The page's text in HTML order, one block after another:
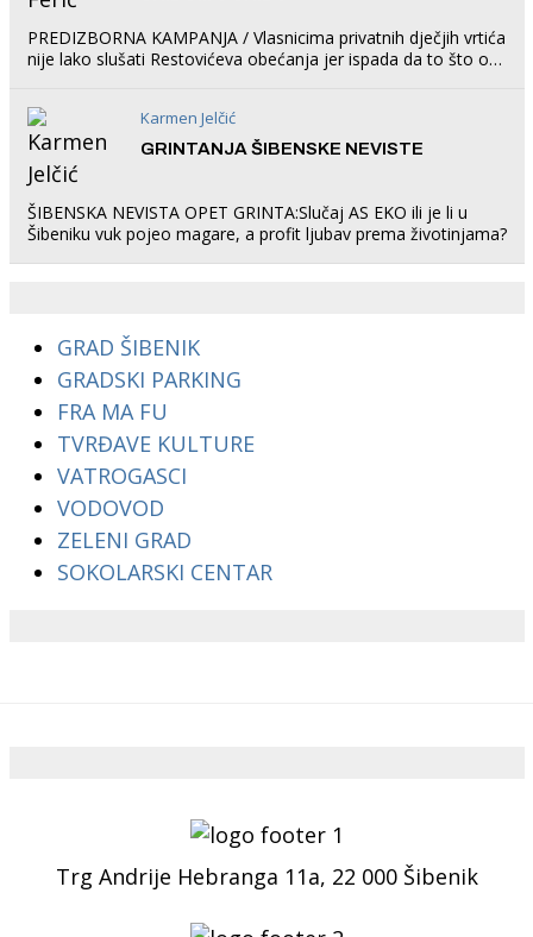
PREDIZBORNA KAMPANJA / Vlasnicima privatnih dječjih vrtića
nije lako slušati Restovićeva obećanja jer ispada da to što oni
Karmen Jelčić
GRINTANJA ŠIBENSKE NEVISTE
ŠIBENSKA NEVISTA OPET GRINTA:Slučaj AS EKO ili je li u
Šibeniku vuk pojeo magare, a profit ljubav prema životinjama?
GRAD ŠIBENIK
GRADSKI PARKING
FRA MA FU
TVRĐAVE KULTURE
VATROGASCI
VODOVOD
ZELENI GRAD
SOKOLARSKI CENTAR
Trg Andrije Hebranga 11a, 22 000 Šibenik